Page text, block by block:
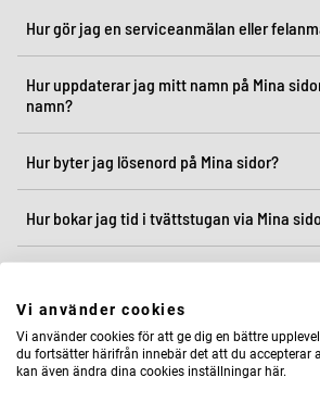
Hur gör jag en serviceanmälan eller
Hur uppdaterar jag mitt namn på Mina
namn?
Hur byter jag lösenord på Mina sidor?
Hur bokar jag tid i tvättstugan via Mina
Svårt att logga in på Mina sidor?
Vi använder cookies
Vi använder cookies för att ge dig en bättre
du fortsätter härifrån innebär det att du accepterar
kan även ändra dina cookies inställningar här.